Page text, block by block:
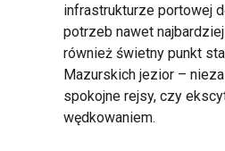
infrastrukturze portowej
potrzeb nawet
również świetny punkt
Mazurskich jezior –
spokojne rejsy, czy
wędkowaniem.